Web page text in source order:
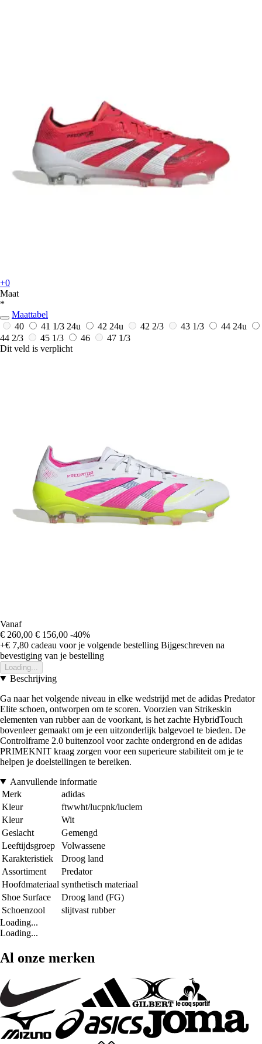
+0
Maat
*
Maattabel
40
41 1/3 24u 42 24u 42 2/3 43 1/3 44 24u
44 2/3
45 1/3 46
47 1/3
Dit veld is verplicht
Vanaf
€ 260,00 € 156,00 -40%
+€ 7,80 cadeau voor je volgende bestelling Bijgeschreven na
bevestiging van je bestelling
Loading...
Beschrijving
Ga naar het volgende niveau in elke wedstrijd met de adidas Predator
Elite schoen, ontworpen om te scoren. Voorzien van Strikeskin
elementen van rubber aan de voorkant, is het zachte HybridTouch
bovenleer gemaakt om je een uitzonderlijk balgevoel te bieden. De
Controlframe 2.0 buitenzool voor zachte ondergrond en de adidas
PRIMEKNIT kraag zorgen voor een superieure stabiliteit om je te
helpen je doelstellingen te bereiken.
Aanvullende informatie
Merk
adidas
Kleur
ftwwht/lucpnk/luclem
Kleur
Wit
Geslacht
Gemengd
Leeftijdsgroep
Volwassene
Karakteristiek
Droog land
Assortiment
Predator
Hoofdmateriaal synthetisch materiaal
Shoe Surface
Droog land (FG)
Schoenzool
slijtvast rubber
Loading...
Loading...
Al onze merken